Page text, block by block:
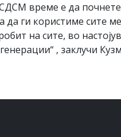
време е да
да ги користиме сите
на сите, во
, заклучи